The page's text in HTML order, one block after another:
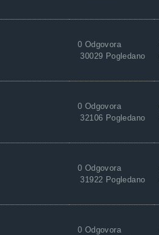
0 Odgovora
30029 Pogledano
0 Odgovora
32106 Pogledano
0 Odgovora
31922 Pogledano
0 Odgovora